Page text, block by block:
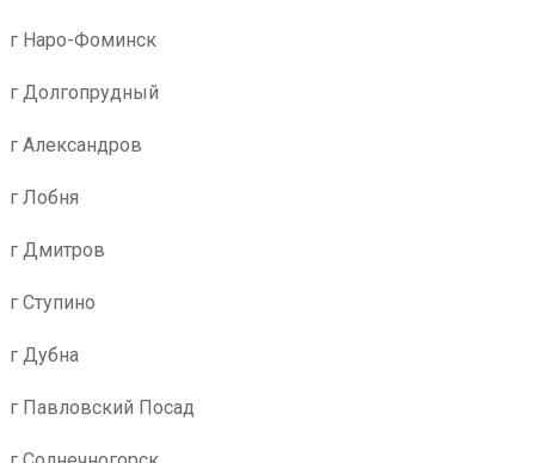
г Наро-Фоминск
г Долгопрудный
г Александров
г Лобня
г Дмитров
г Ступино
г Дубна
г Павловский Посад